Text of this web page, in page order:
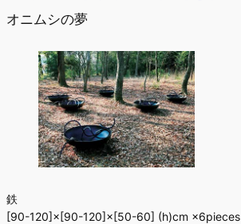
オニムシの夢
鉄
[90-120]×[90-120]×[50-60] (h)cm ×6pieces